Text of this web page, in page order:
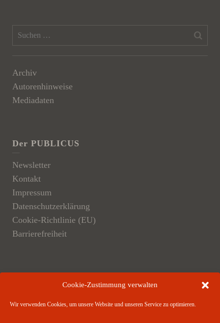
Cookie-Zustimmung verwalten
Wir verwenden Cookies, um unsere Website und unseren Service zu optimieren.
Archiv
Autorenhinweise
Mediadaten
Der PUBLICUS
Newsletter
Kontakt
Impressum
Datenschutzerklärung
Cookie-Richtlinie (EU)
Barrierefreiheit